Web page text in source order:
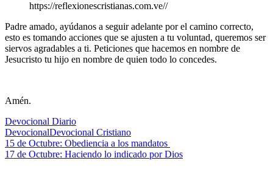
https://reflexionescristianas.com.ve//
Padre amado, ayúdanos a seguir adelante por el camino correcto,
esto es tomando acciones que se ajusten a tu voluntad, queremos ser
siervos agradables a ti. Peticiones que hacemos en nombre de
Jesucristo tu hijo en nombre de quien todo lo concedes.
Amén.
Devocional Diario
DevocionalDevocional Cristiano
Navegación
de
Entrada
anterior:
15 de Octubre: Obediencia a los mandatos
Siguiente
17 de Octubre: Haciendo lo indicado por Dios